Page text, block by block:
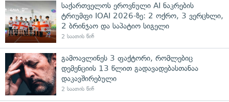
საქართველოს ეროვნული AI ნაკრების
ტრიუმფი IOAI 2026-ზე: 2 ოქრო, 3 ვერცხლი,
2 ბრინჯაო და საპატიო სიგელი
2 საათის წინ
გამოავლინეს 3 ფაქტორი, რომლებიც
დემენციის 13 წლით გადავადებასთანაა
დაკავშირებული
2 საათის წინ